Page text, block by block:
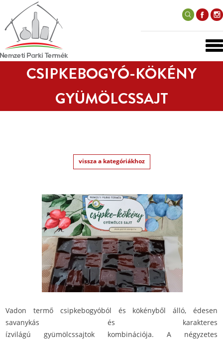
CSIPKEBOGYÓ-KÖKÉNY
GYÜMÖLCSSAJT
vissza a kategóriákhoz
Vadon termő csipkebogyóból és kökényből álló, édesen
savanykás és karakteres
ízvilágú gyümölcssajtok kombinációja. A négyzetes